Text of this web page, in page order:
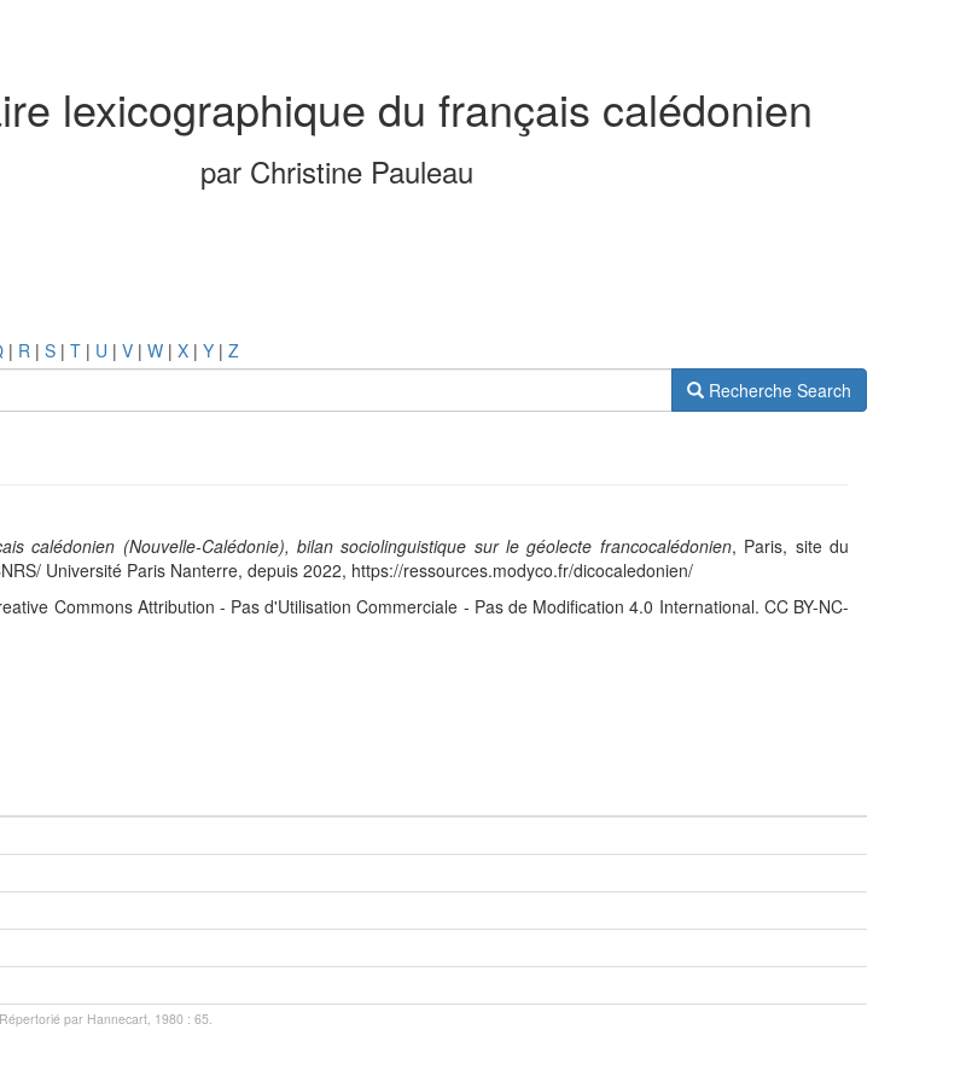
lexicographique du français calédonien
par Christine Pauleau
| R | S | T | U | V | W | X | Y | Z
Recherche Search
calédonien (Nouvelle-Calédonie), bilan sociolinguistique sur le géolecte francocalédonien, Paris, site du
Université Paris Nanterre, depuis 2022, https://ressources.modyco.fr/dicocaledonien/
Commons Attribution - Pas d'Utilisation Commerciale - Pas de Modification 4.0 International. CC BY-NC-
Répertorié par Hannecart, 1980 : 65.